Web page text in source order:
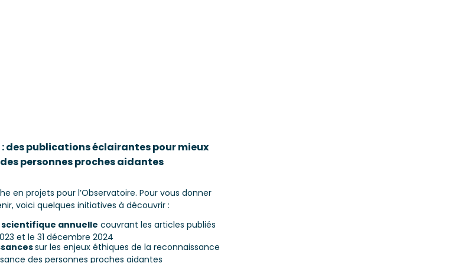
: des publications éclairantes pour mieux
personnes proches aidantes
en projets pour l’Observatoire. Pour vous donner
voici quelques initiatives à découvrir :
annuelle couvrant les articles publiés
et le 31 décembre 2024
sur les enjeux éthiques de la reconnaissance
des personnes proches aidantes